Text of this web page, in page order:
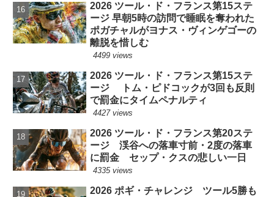
2026 ツール・ド・フランス第15ステ
ージ 早朝5時の訪問で睡眠を奪われた
ポガチャルがヨナス・ヴィンゲゴーの
離脱を惜しむ
4499 views
2026 ツール・ド・フランス第15ステ
ージ トム・ピドコックが3回も反則
で罰金にタイムペナルティ
4427 views
2026 ツール・ド・フランス第20ステ
ージ 渓谷への落車寸前・2度の落車
に罰金 セップ・クスの悲しい一日
4335 views
2026 ポギ・チャレンジ ツール5勝も